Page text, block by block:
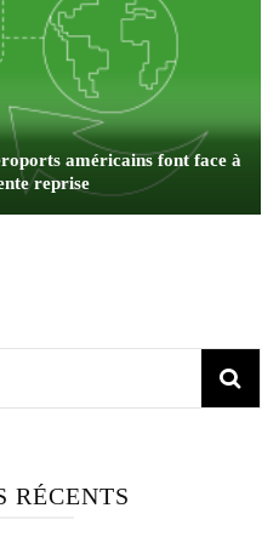
américains font face à
reprise
RÉCENTS